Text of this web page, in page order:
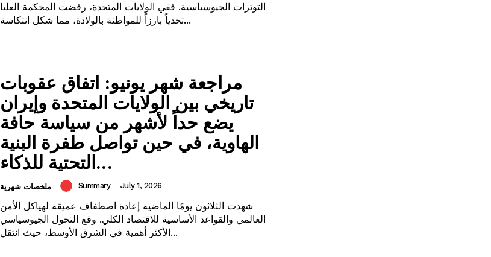
التوترات الجيوسياسية. ففي الولايات المتحدة، رفضت المحكمة العليا
تحدياً بارزاً للمواطنة بالولادة، مما شكل انتكاسة...
مراجعة شهر يونيو: اتفاق عقوبات
تاريخي بين الولايات المتحدة وإيران
يضع حداً لأشهر من سياسة حافة
الهاوية، في حين تواصل طفرة البنية
التحتية للذكاء...
ملخصات شهرية Summary - July 1, 2026
شهدت الثلاثون يومًا الماضية إعادة اصطفاف عميقة لهياكل الأمن
العالمي والقواعد الأساسية للاقتصاد الكلي. وقع التحول الجيوسياسي
الأكثر أهمية في الشرق الأوسط، حيث انتقل...